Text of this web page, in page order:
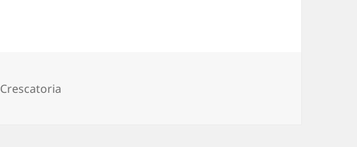
Categorii
Crescatoria